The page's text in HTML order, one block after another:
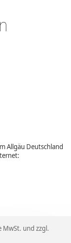
Allgäu Deutschland
MwSt. und zzgl.